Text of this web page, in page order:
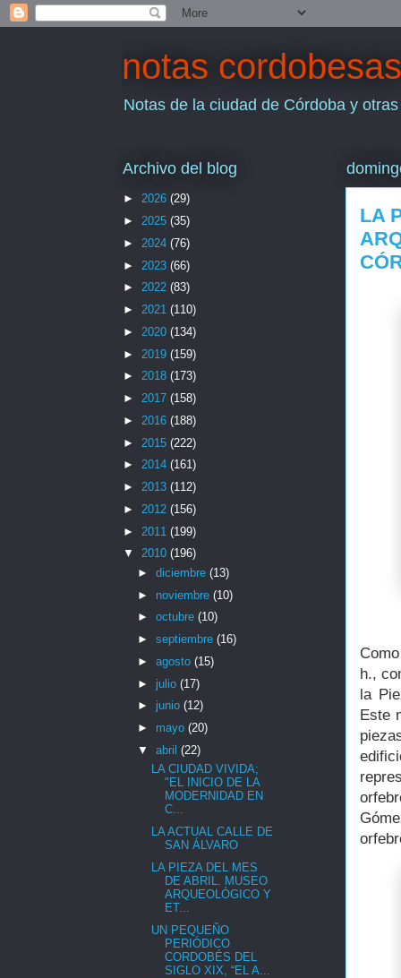
notas cordobesas
Notas de la ciudad de Córdoba y
LA
h.,
la
Este
Archivo del blog
► 2026 (29)
► 2025 (35)
► 2024 (76)
► 2023 (66)
► 2022 (83)
► 2021 (110)
► 2020 (134)
► 2019 (159)
► 2018 (173)
► 2017 (158)
► 2016 (188)
► 2015 (222)
► 2014 (161)
► 2013 (112)
► 2012 (156)
► 2011 (199)
▼ 2010 (196)
► diciembre (13)
► noviembre (10)
► octubre (10)
► septiembre (16)
► agosto (15)
► julio (17)
► junio (12)
► mayo (20)
▼ abril (22)
LA CIUDAD VIVIDA;
"EL INICIO DE LA
MODERNIDAD EN
C...
LA ACTUAL CALLE DE
SAN ÁLVARO
LA PIEZA DEL MES
DE ABRIL. MUSEO
ARQUEOLÓGICO Y
ET...
UN PEQUEÑO
PERIÓDICO
CORDOBÉS DEL
SIGLO XIX, “EL A...